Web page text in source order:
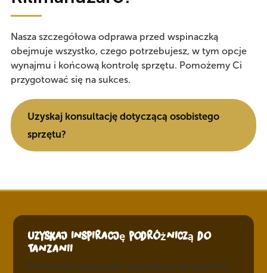
Nasza szczegółowa odprawa przed wspinaczką
obejmuje wszystko, czego potrzebujesz, w tym opcje
wynajmu i końcową kontrolę sprzętu. Pomożemy Ci
przygotować się na sukces.
Uzyskaj konsultację dotyczącą osobistego
sprzętu?
Uzyskaj inspirację podróżniczą do
Tanzanii
Informacje dotyczące wyprawa przyrodnicza,